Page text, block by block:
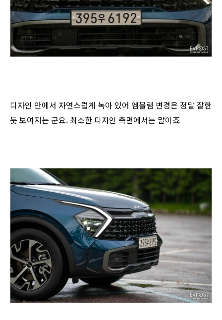
디자인 안에서 자연스럽게 녹아 있어 엠블럼 변경은 정말 잘한
듯 보여지는 군요. 최소한 디자인 측면에서는 말이죠